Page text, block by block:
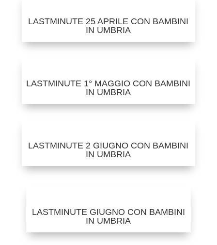
LASTMINUTE 25 APRILE CON BAMBINI
IN UMBRIA
LASTMINUTE 1° MAGGIO CON BAMBINI
IN UMBRIA
LASTMINUTE 2 GIUGNO CON BAMBINI
IN UMBRIA
LASTMINUTE GIUGNO CON BAMBINI
IN UMBRIA